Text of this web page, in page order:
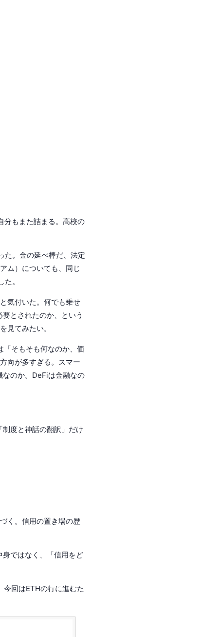
もまた詰まる。高校の
た。金の延べ棒だ、法定
ム）についても、同じ
。
気付いた。何でも乗せ
とされたのか、という
てみたい。
そもそも何なのか、価
向が多すぎる。スマー
なのか。DeFiは金融なの
度と神話の翻訳」だけ
く。信用の置き場の歴
ではなく、「信用をど
回はETHの行に進むた